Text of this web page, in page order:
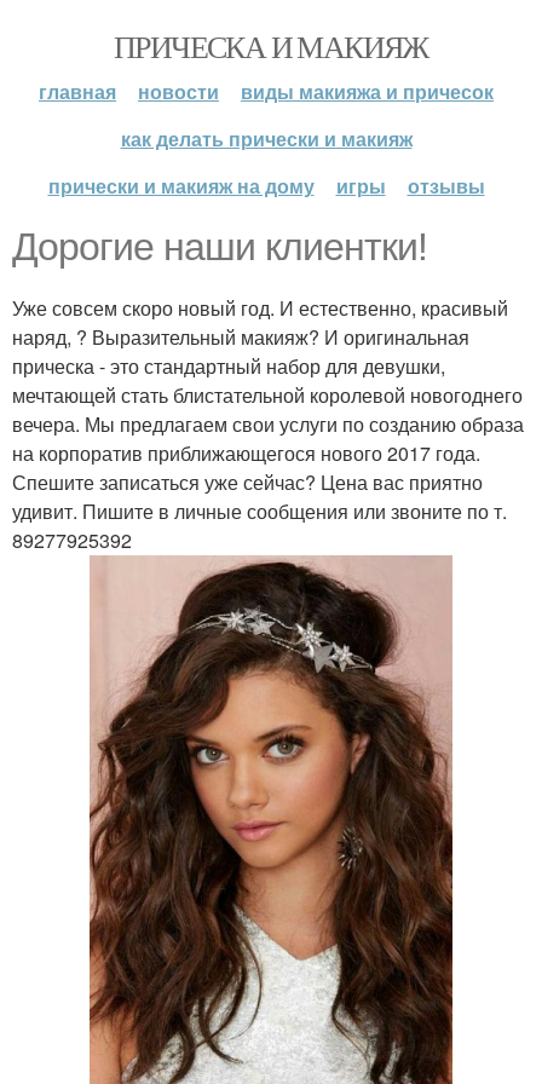
ПРИЧЕСКА И МАКИЯЖ
главная новости
виды макияжа и причесок
как делать прически и макияж
прически и макияж на дому
игры отзывы
Дорогие наши клиентки!
Уже совсем скоро новый год. И естественно, красивый
наряд, ? Выразительный макияж? И оригинальная
прическа - это стандартный набор для девушки,
мечтающей стать блистательной королевой новогоднего
вечера. Мы предлагаем свои услуги по созданию образа
на корпоратив приближающегося нового 2017 года.
Спешите записаться уже сейчас? Цена вас приятно
удивит. Пишите в личные сообщения или звоните по т.
89277925392